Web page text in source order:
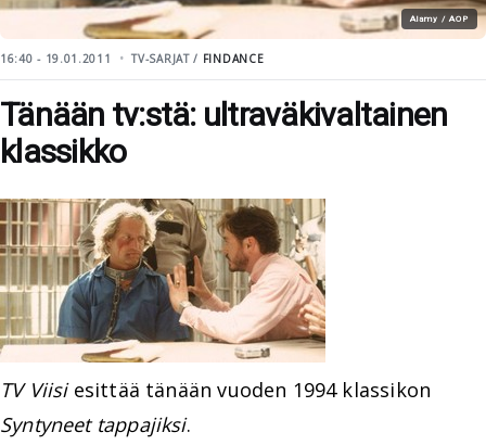
Alamy / AOP
16:40 - 19.01.2011 TV-SARJAT / FINDANCE
Tänään tv:stä: ultraväkivaltainen
klassikko
TV Viisiesittää tänään vuoden 1994 klassikon
Syntyneet tappajiksi.